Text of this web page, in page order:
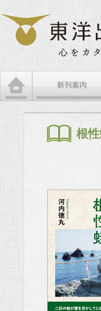
メインメニュー
メインコンテンツへ移動
サブコンテンツへ移動
根